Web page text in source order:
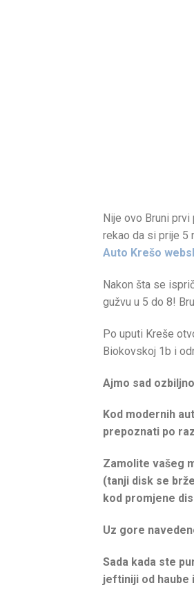
Nije ovo Bruni
rekao da si prije 5
Auto Krešo
Nakon šta se
gužvu u 5 do 8!
Po uputi Kreše
Biokovskoj 1b i
Ajmo sad
Kod modernih
prepoznati po
Zamolite vašeg
(tanji disk se
kod promjene
Uz gore
Sada kada ste
jeftiniji od haube